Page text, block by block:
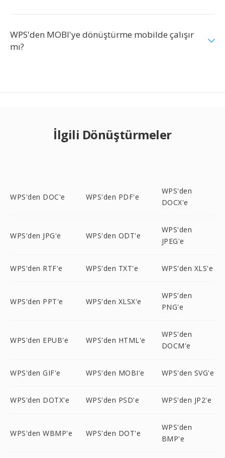
WPS'den MOBI'ye dönüştürme mobilde çalışır
mı?
İlgili Dönüştürmeler
WPS'den DOC'e WPS'den PDF'e
WPS'den
DOCX'e
WPS'den JPG'e WPS'den ODT'e
WPS'den
JPEG'e
WPS'den RTF'e WPS'den TXT'e WPS'den XLS'e
WPS'den PPT'e WPS'den XLSX'e
WPS'den
PNG'e
WPS'den EPUB'e WPS'den HTML'e
WPS'den
DOCM'e
WPS'den GIF'e WPS'den MOBI'e WPS'den SVG'e
WPS'den DOTX'e WPS'den PSD'e WPS'den JP2'e
WPS'den WBMP'e WPS'den DOT'e
WPS'den
BMP'e